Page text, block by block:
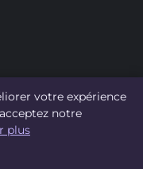
réservés.
votre expérience
notre
plus